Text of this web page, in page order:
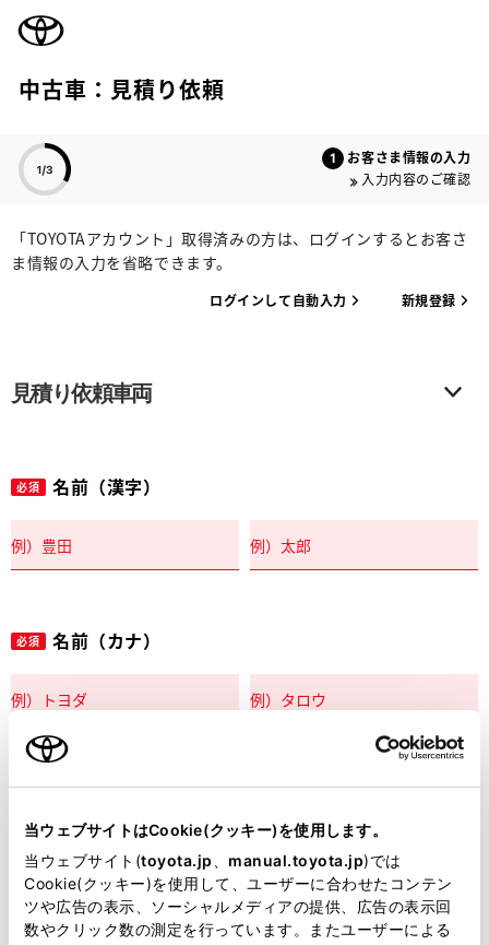
当ウェブサイトはCookie(クッキー)を使用します。
当ウェブサイト(toyota.jp manual.toyota.jp)では
Cookie(クッキー)を使用して、ユーザーに合わせたコンテン
ツや広告の表示、ソーシャルメディアの提供、広告の表示回
数やクリック数の測定を行っています。またユーザーによる
中古車：見積り依頼
お客さま情報の入力
入力内容のご確認
「TOYOTAアカウント」取得済みの方は、ログインするとお客さ
ま情報の入力を省略できます。
ログインして自動入力 新規登録
見積り依頼車両
必須 名前（漢字）
必須 名前（カナ）
郵便番号
住所自動入力
必須 都道府県